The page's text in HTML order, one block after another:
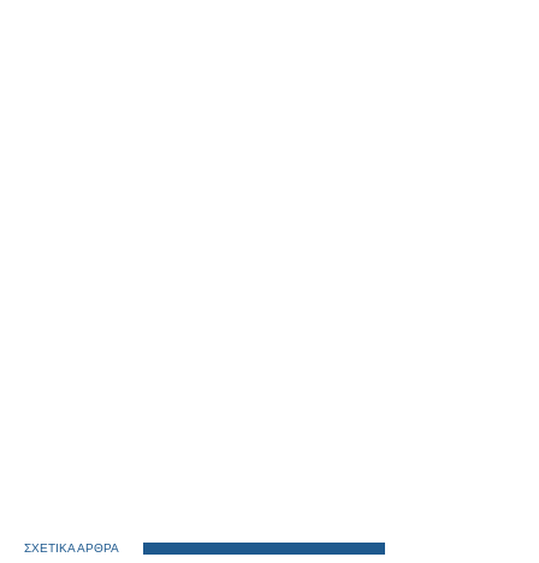
ΣΧΕΤΙΚΑ ΑΡΘΡΑ